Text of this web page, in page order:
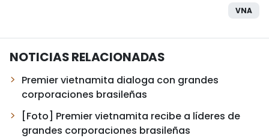
ENGLISH
中文
FRANÇAIS
VNA
NOTICIAS RELACIONADAS
Premier vietnamita dialoga con grandes
corporaciones brasileñas
[Foto] Premier vietnamita recibe a líderes de
grandes corporaciones brasileñas